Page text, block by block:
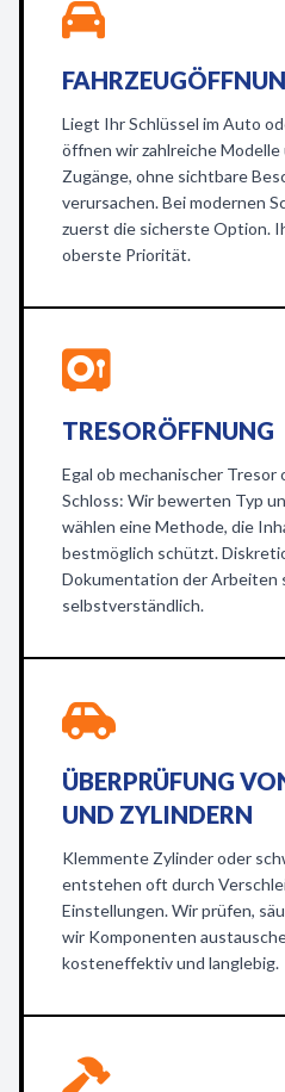
Liegt Ihr Schlüssel im Auto
öffnen wir zahlreiche
Zugänge, ohne sichtbare
verursachen. Bei modernen
zuerst die sicherste Option.
oberste Priorität.
TRESORÖFFNUNG
Egal ob mechanischer
Schloss: Wir bewerten Typ
wählen eine Methode, die
bestmöglich schützt.
Dokumentation der Arbeiten
selbstverständlich.
ÜBERPRÜFUNG
UND ZYLINDERN
Klemmente Zylinder oder
entstehen oft durch
Einstellungen. Wir prüfen,
wir Komponenten
kosteneffektiv und langlebig.